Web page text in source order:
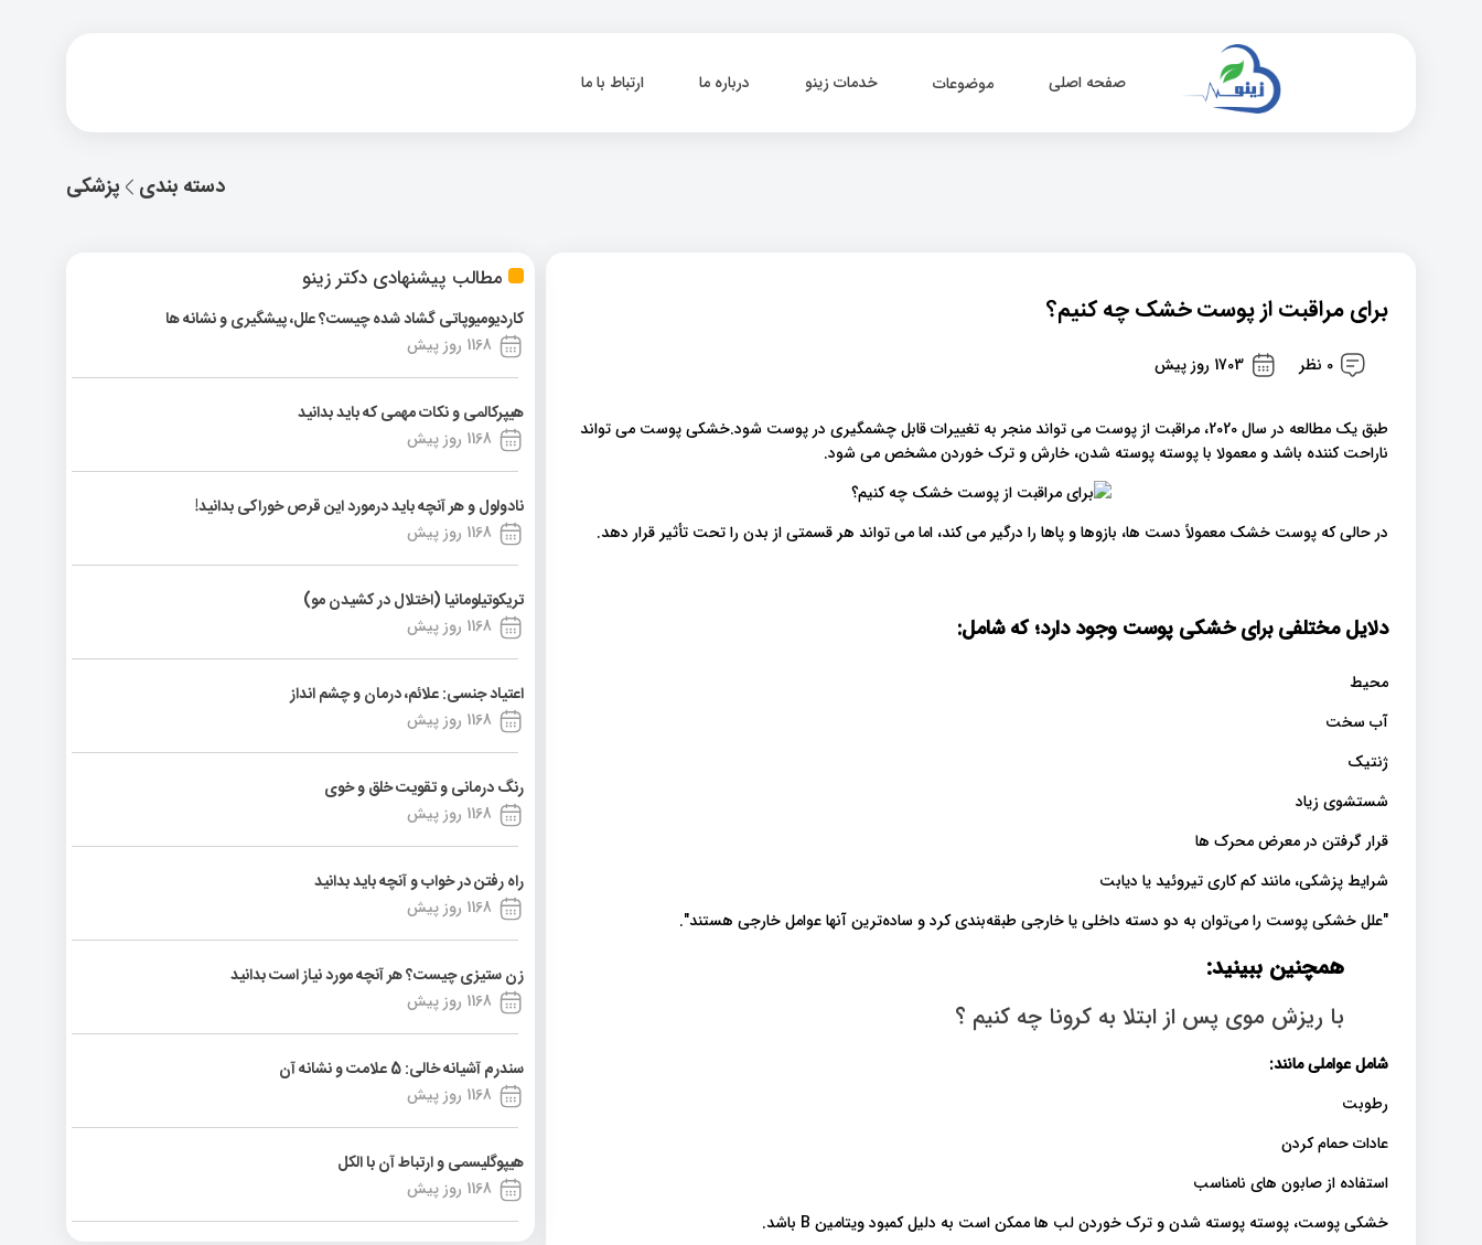
صفحه اصلی موضوعات خدمات زینو درباره ما ارتباط با ما
پزشکی دسته بندی
مطالب پیشنهادی دکتر زینو
کاردیومیوپاتی گشاد شده چیست؟ علل، پیشگیری و نشانه ها
1168 روز پیش
هیپرکالمی و نکات مهمی که باید بدانید
1168 روز پیش
نادولول و هر آنچه باید درمورد این قرص خوراکی بدانید!
1168 روز پیش
تریکوتیلومانیا (اختلال در کشیدن مو)
1168 روز پیش
اعتیاد جنسی: علائم، درمان و چشم انداز
1168 روز پیش
رنگ درمانی و تقویت خلق و خوی
1168 روز پیش
راه رفتن در خواب و آنچه باید بدانید
1168 روز پیش
زن ستیزی چیست؟ هر آنچه مورد نیاز است بدانید
1168 روز پیش
سندرم آشیانه خالی: 5 علامت و نشانه آن
1168 روز پیش
هیپوگلیسمی و ارتباط آن با الکل
1168 روز پیش
برای مراقبت از پوست خشک چه کنیم؟
0 نظر 1703 روز پیش
طبق یک مطالعه در سال 2020، مراقبت از پوست می تواند منجر به تغییرات قابل چشمگیری در پوست شود.خشکی پوست می تواند
ناراحت کننده باشد و معمولا با پوسته پوسته شدن، خارش و ترک خوردن مشخص می شود.
در حالی که پوست خشک معمولاً دست ها، بازوها و پاها را درگیر می کند، اما می تواند هر قسمتی از بدن را تحت تأثیر قرار دهد.
دلایل مختلفی برای خشکی پوست وجود دارد؛ که شامل:
محیط
آب سخت
ژنتیک
شستشوی زیاد
قرار گرفتن در معرض محرک ها
شرایط پزشکی، مانند کم کاری تیروئید یا دیابت
"علل خشکی پوست را می‌توان به دو دسته داخلی یا خارجی طبقه‌بندی کرد و ساده‌ترین آنها عوامل خارجی هستند".
همچنین ببینید:
با ریزش موی پس از ابتلا به کرونا چه کنیم ؟
شامل عواملی مانند:
رطوبت
عادات حمام کردن
استفاده از صابون های نامناسب
خشکی پوست، پوسته پوسته شدن و ترک خوردن لب ها ممکن است به دلیل کمبود ویتامین B باشد.